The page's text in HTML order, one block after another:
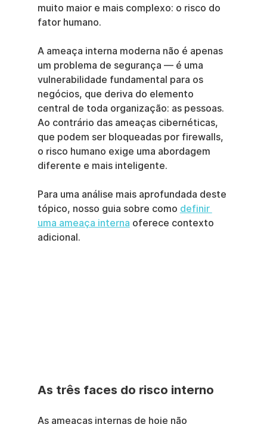
muito maior e mais complexo: o risco do
fator humano.
A ameaça interna moderna não é apenas
um problema de segurança — é uma
vulnerabilidade fundamental para os
negócios, que deriva do elemento
central de toda organização: as pessoas.
Ao contrário das ameaças cibernéticas,
que podem ser bloqueadas por firewalls,
o risco humano exige uma abordagem
diferente e mais inteligente.
Para uma análise mais aprofundada deste
tópico, nosso guia sobre como definir
uma ameaça interna oferece contexto
adicional.
As três faces do risco interno
As ameaças internas de hoje não